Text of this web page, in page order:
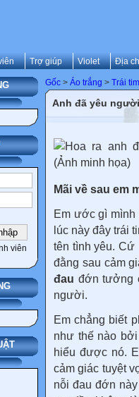
Trợ giúp Violet Địa
viên
Gốc > Áo trắng > Trái
Anh đã yêu
Mãi về sau em
Em ước gì
lúc này đây trái
tên tình yêu. Cứ
đằng sau cảm
đau đớn tưởng
người.
Em chẳng biết
như thế nào
hiểu được nó.
cảm giác tuyệt
nỗi đau đớn